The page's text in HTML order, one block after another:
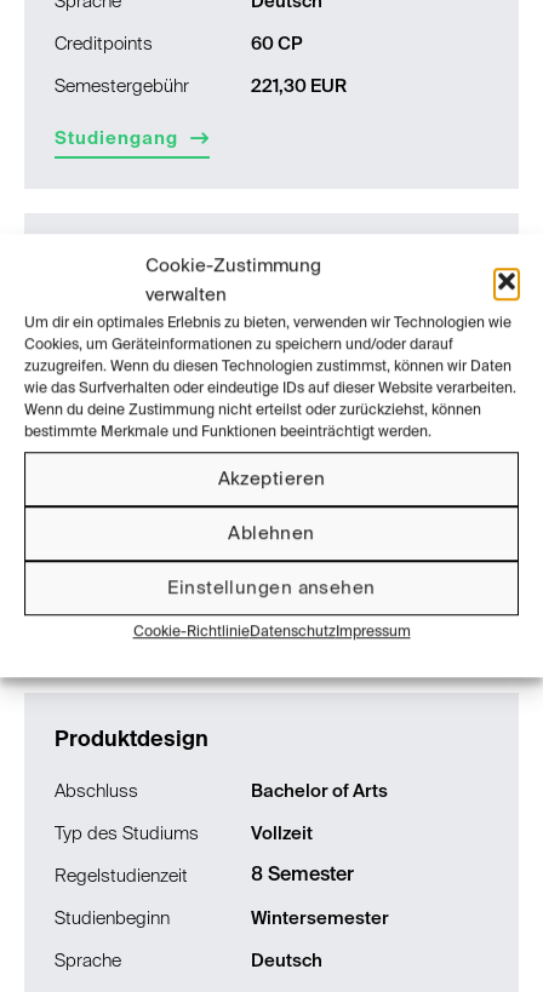
Cookie-Zustimmung
verwalten
Um dir ein optimales Erlebnis zu bieten, verwenden wir Technologien wie
Cookies, um Geräteinformationen zu speichern und/oder darauf
zuzugreifen. Wenn du diesen Technologien zustimmst, können wir Daten
wie das Surfverhalten oder eindeutige IDs auf dieser Website verarbeiten.
Wenn du deine Zustimmung nicht erteilst oder zurückziehst, können
bestimmte Merkmale und Funktionen beeinträchtigt werden.
Akzeptieren
Ablehnen
Einstellungen ansehen
Cookie-RichtlinieDatenschutzImpressum
Creditpoints 60 CP
Semestergebühr 221,30 EUR
Studiengang
Produktdesign
Typ des Studiums Vollzeit
Regelstudienzeit 10 Semester
Studienbeginn Wintersemester
Deutsch
300 CP
Semestergebühr 221,30 EUR
Studiengang
Produktdesign
Abschluss Bachelor of Arts
Typ des Studiums Vollzeit
Regelstudienzeit 8 Semester
Studienbeginn Wintersemester
Sprache Deutsch